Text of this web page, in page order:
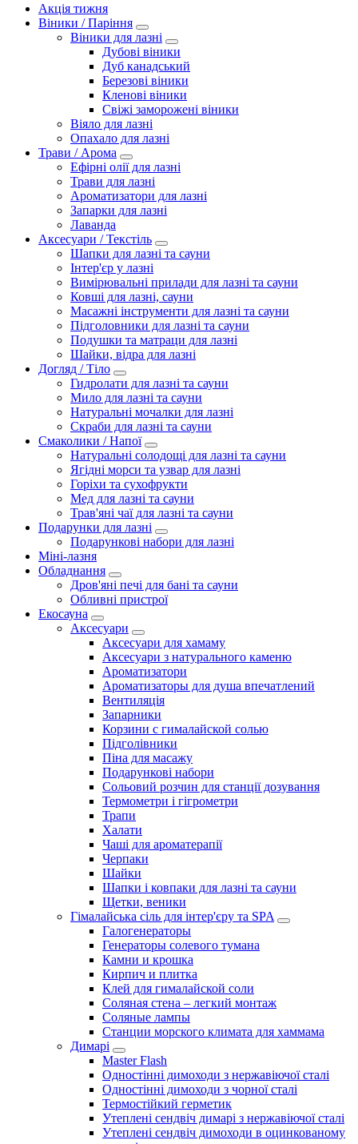
Акція тижня
Віники / Паріння
Віники для лазні
Дубові віники
Дуб канадський
Березові віники
Кленові віники
Свіжі заморожені віники
Віяло для лазні
Опахало для лазні
Трави / Арома
Ефірні олії для лазні
Трави для лазні
Ароматизатори для лазні
Запарки для лазні
Лаванда
Аксесуари / Текстіль
Шапки для лазні та сауни
Інтер'єр у лазні
Вимірювальні прилади для лазні та сауни
Ковші для лазні, сауни
Масажні інструменти для лазні та сауни
Підголовники для лазні та сауни
Подушки та матраци для лазні
Шайки, відра для лазні
Догляд / Тіло
Гидролати для лазні та сауни
Мило для лазні та сауни
Натуральні мочалки для лазні
Скраби для лазні та сауни
Смаколики / Напої
Натуральні солодощі для лазні та сауни
Ягідні морси та узвар для лазні
Горіхи та сухофрукти
Мед для лазні та сауни
Трав'яні чаї для лазні та сауни
Подарунки для лазні
Подарункові набори для лазні
Міні-лазня
Обладнання
Дров'яні печі для бані та сауни
Обливні пристрої
Екосауна
Аксесуари
Аксесуари для хамаму
Аксесуари з натурального каменю
Ароматизатори
Ароматизаторы для душа впечатлений
Вентиляція
Запарники
Корзини с гималайской солью
Підголівники
Піна для масажу
Подарункові набори
Сольовий розчин для станції дозування
Термометри і гігрометри
Трапи
Халати
Чаші для ароматерапії
Черпаки
Шайки
Шапки і ковпаки для лазні та сауни
Щетки, веники
Гімалайська сіль для інтер'єру та SPA
Галогенераторы
Генераторы солевого тумана
Камни и крошка
Кирпич и плитка
Клей для гималайской соли
Соляная стена – легкий монтаж
Соляные лампы
Станции морского климата для хаммама
Димарі
Master Flash
Одностінні димоходи з нержавіючої сталі
Одностінні димоходи з чорної сталі
Термостійкий герметик
Утеплені сендвіч димарі з нержавіючої сталі
Утеплені сендвіч димоходи в оцинкованому